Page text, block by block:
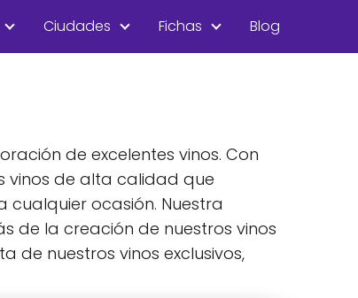
Ciudades Fichas Blog
de excelentes vinos. Con
vinos de alta calidad que
ocasión. Nuestra
de la creación de nuestros vinos
de nuestros vinos exclusivos,